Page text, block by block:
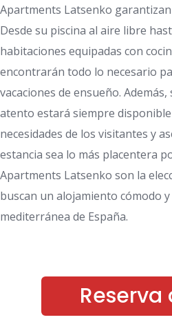
Apartments Latsenko
Desde su piscina al aire libre
habitaciones equipadas con
encontrarán todo lo necesario
vacaciones de ensueño.
atento estará siempre
necesidades de los visitantes y
estancia sea lo más placentera
Apartments Latsenko son la
buscan un alojamiento cómodo
mediterránea de España.
Reserva